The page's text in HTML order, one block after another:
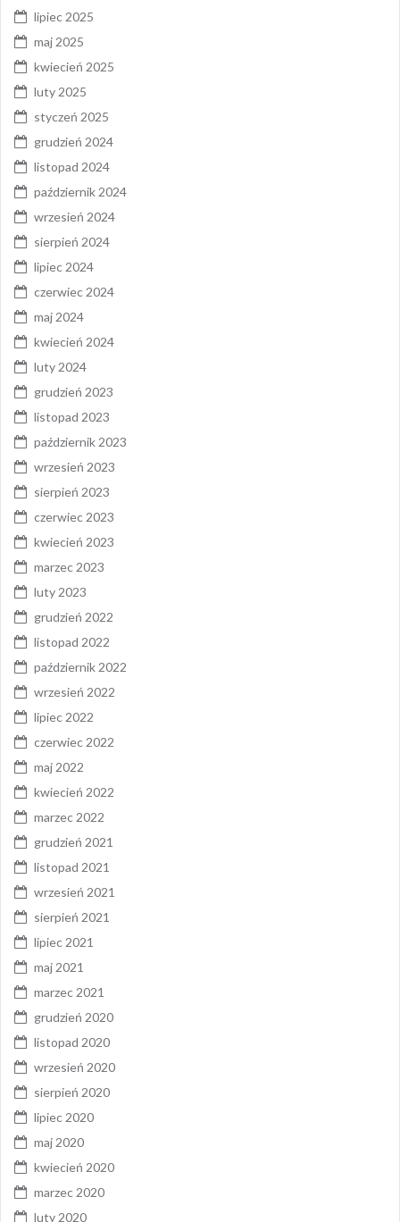
lipiec 2025
maj 2025
kwiecień 2025
luty 2025
styczeń 2025
grudzień 2024
listopad 2024
październik 2024
wrzesień 2024
sierpień 2024
lipiec 2024
czerwiec 2024
maj 2024
kwiecień 2024
luty 2024
grudzień 2023
listopad 2023
październik 2023
wrzesień 2023
sierpień 2023
czerwiec 2023
kwiecień 2023
marzec 2023
luty 2023
grudzień 2022
listopad 2022
październik 2022
wrzesień 2022
lipiec 2022
czerwiec 2022
maj 2022
kwiecień 2022
marzec 2022
grudzień 2021
listopad 2021
wrzesień 2021
sierpień 2021
lipiec 2021
maj 2021
marzec 2021
grudzień 2020
listopad 2020
wrzesień 2020
sierpień 2020
lipiec 2020
maj 2020
kwiecień 2020
marzec 2020
luty 2020